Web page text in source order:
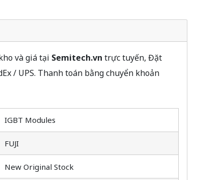
và giá tại Semitech.vn trực tuyến, Đặt
/ UPS. Thanh toán bằng chuyển khoản
IGBT Modules
FUJI
New Original Stock